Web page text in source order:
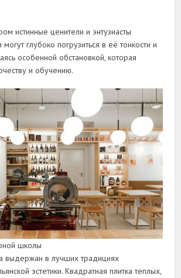
истинные ценители и энтузиасты
могут глубоко погрузиться в её тонкости и
особенной обстановкой, которая
и обучению.
школы
выдержан в лучших традициях
эстетики. Квадратная плитка теплых,